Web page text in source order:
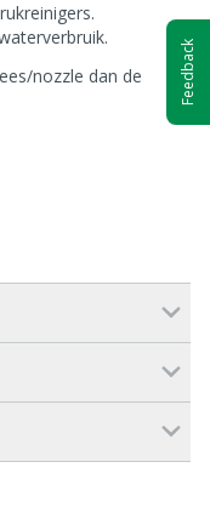
nozzle dan de
Feedback